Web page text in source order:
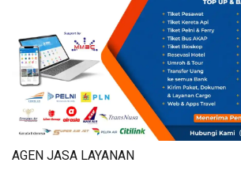
AGEN JASA LAYANAN